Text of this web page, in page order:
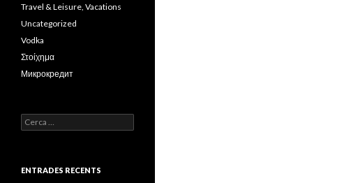
Travel & Leisure, Vacations
Uncategorized
Vodka
Στοίχημα
Микрокредит
Cerca:
ENTRADES RECENTS